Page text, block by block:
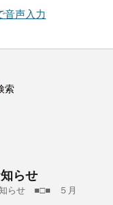
音声入力
らせ
らせ ■□■ ５月